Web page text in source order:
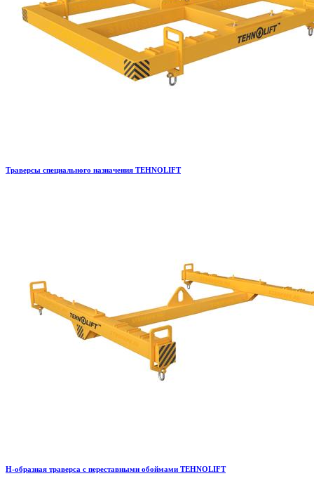
Траверсы специального назначения TEHNOLIFT
H-образная траверса с переставными обоймами TEHNOLIFT